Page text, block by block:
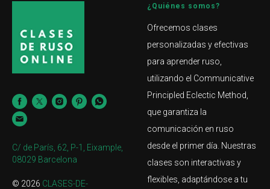
C/ de París, 62, P-1, Eixample,
08029 Barcelona
© 2026 CLASES-DE-
¿Quiénes somos?
Ofrecemos clases
personalizadas y efectivas
para aprender ruso,
utilizando el Communicative
Principled Eclectic Method,
que garantiza la
comunicación en ruso
desde el primer día. Nuestras
clases son interactivas y
flexibles, adaptándose a tu